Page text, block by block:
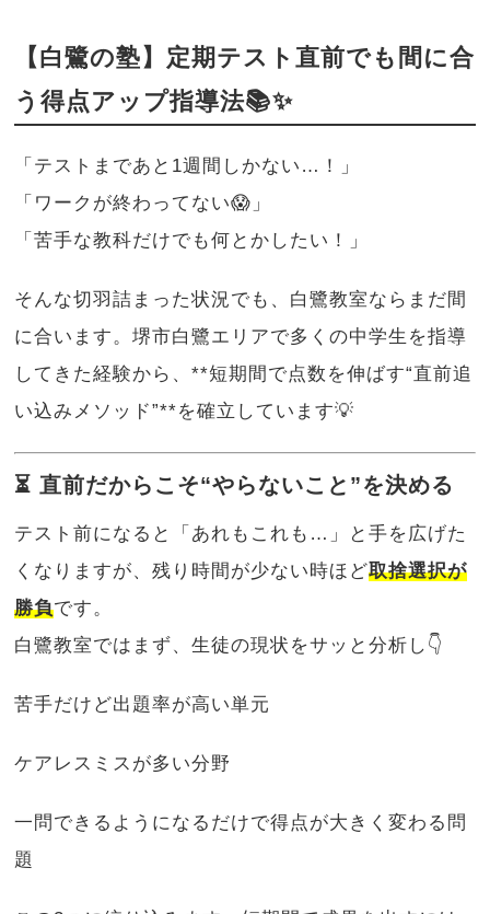
【白鷺の塾】定期テスト直前でも間に合
う得点アップ指導法📚✨
「テストまであと1週間しかない…！」
「ワークが終わってない😱」
「苦手な教科だけでも何とかしたい！」
そんな切羽詰まった状況でも、白鷺教室ならまだ間
に合います。堺市白鷺エリアで多くの中学生を指導
してきた経験から、**短期間で点数を伸ばす“直前追
い込みメソッド”**を確立しています💡
⏳ 直前だからこそ“やらないこと”を決める
テスト前になると「あれもこれも…」と手を広げた
くなりますが、残り時間が少ない時ほど取捨選択が
勝負です。
白鷺教室ではまず、生徒の現状をサッと分析し👇
苦手だけど出題率が高い単元
ケアレスミスが多い分野
一問できるようになるだけで得点が大きく変わる問
題